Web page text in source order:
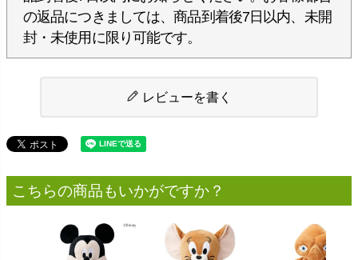
の返品につきましては、商品到着後7日以内、未開
封・未使用に限り可能です。
レビューを書く
こちらの商品もいかがですか？